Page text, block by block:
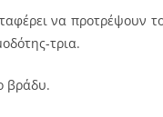
να προτρέψουν
τρια.
βράδυ.